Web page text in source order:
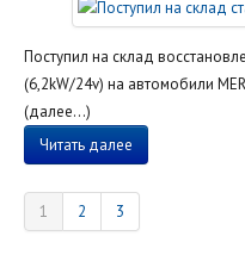
Поступил на склад
(6,2kW/24v) на автомобили
(далее…)
Читать далее
1 2 3